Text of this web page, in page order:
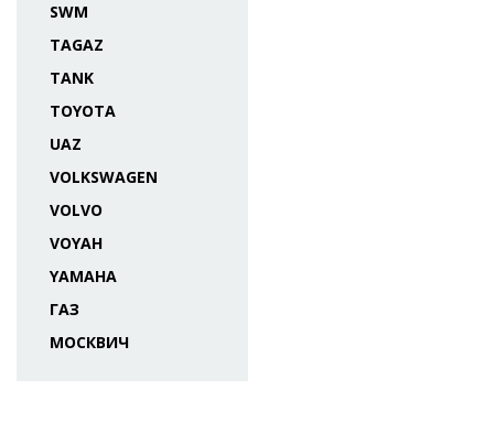
SWM
TAGAZ
TANK
TOYOTA
UAZ
VOLKSWAGEN
VOLVO
VOYAH
YAMAHA
ГАЗ
МОСКВИЧ